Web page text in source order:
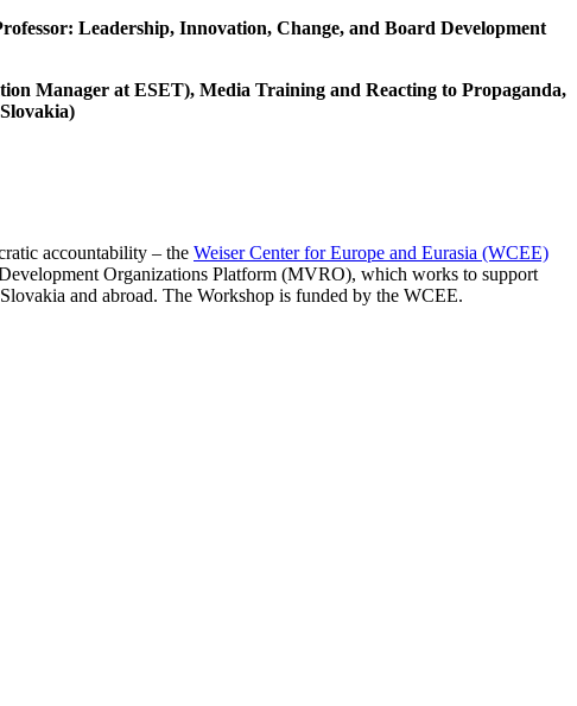
Leadership, Innovation, Change, and Board Development
Manager at ESET), Media Training and Reacting to Propaganda,
accountability – the Weiser Center for Europe and Eurasia (WCEE)
Organizations Platform (MVRO), which works to support
and abroad. The Workshop is funded by the WCEE.